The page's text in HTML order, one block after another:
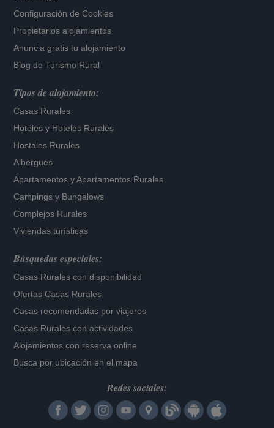
Configuración de Cookies
Propietarios alojamientos
Anuncia gratis tu alojamiento
Blog de Turismo Rural
Tipos de alojamiento:
Casas Rurales
Hoteles y Hoteles Rurales
Hostales Rurales
Albergues
Apartamentos yApartamentos Rurales
Campings y Bungalows
Complejos Rurales
Viviendas turísticas
Búsquedas especiales:
Casas Rurales con disponibilidad
Ofertas Casas Rurales
Casas recomendadas por viajeros
Casas Rurales con actividades
Alojamientos con reserva online
Busca por ubicación en el mapa
Redes sociales: